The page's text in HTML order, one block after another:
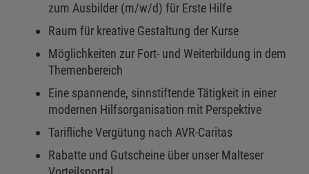
zum Ausbilder (m/w/d) für Erste Hilfe
Raum für kreative Gestaltung der Kurse
Möglichkeiten zur Fort- und Weiterbildung in dem
Themenbereich
Eine spannende, sinnstiftende Tätigkeit in einer
modernen Hilfsorganisation mit Perspektive
Tarifliche Vergütung nach AVR-Caritas
Rabatte und Gutscheine über unser Malteser